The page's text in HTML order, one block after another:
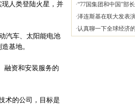
人类登陆火星，并
汽车、太阳能电池
基地。
融资和安装服务的
术的公司，目标是
·“77国集团和中国”部
·泽连斯基在联大发表
·认真聊一下全球经济